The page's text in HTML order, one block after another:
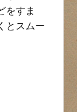
をすま
とスムー